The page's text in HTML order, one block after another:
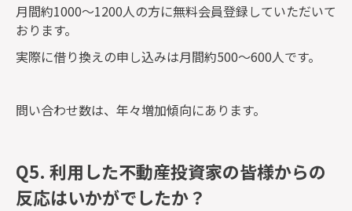
月間約1000～1200人の方に無料会員登録していただいて
おります。
実際に借り換えの申し込みは月間約500～600人です。
問い合わせ数は、年々増加傾向にあります。
Q5. 利用した不動産投資家の皆様からの
反応はいかがでしたか？